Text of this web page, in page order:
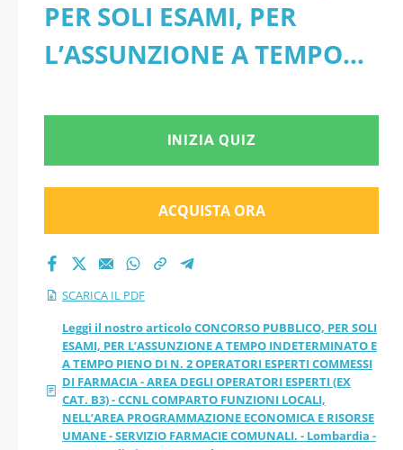
L’ASSUNZIONE A
TEMPO
INDETERMINATO E A
TEMPO PIENO DI N. 2
OPERATORI ESPERTI
COMMESSI DI
FARMACIA - AREA
DEGLI OPERATORI
ESPERTI (EX CAT. B3) -
CCNL COMPARTO
PER SOLI ESAMI, PER
L’ASSUNZIONE A TEMPO
TEMPO PIENO DI N. 2
OPERATORI ESPERTI
COMMESSI DI FARMACIA -
AREA DEGLI OPERATORI
ESPERTI (EX CAT. B3) -
CCNL COMPARTO
FUNZIONI LOCALI,
NELL’AREA
PROGRAMMAZIONE
INIZIA QUIZ
ACQUISTA ORA
SCARICA IL PDF
Leggi il nostro articolo CONCORSO PUBBLICO, PER SOLI
ESAMI, PER L’ASSUNZIONE A TEMPO INDETERMINATO E
A TEMPO PIENO DI N. 2 OPERATORI ESPERTI COMMESSI
DI FARMACIA - AREA DEGLI OPERATORI ESPERTI (EX
CAT. B3) - CCNL COMPARTO FUNZIONI LOCALI,
NELL’AREA PROGRAMMAZIONE ECONOMICA E RISORSE
UMANE - SERVIZIO FARMACIE COMUNALI. - Lombardia -